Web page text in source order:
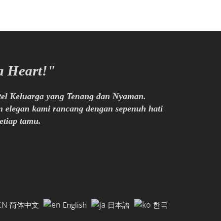
Heart!"
Keluarga yang Tenang dan Nyaman.
elegan kami rancang dengan sepenuh hati
tamu.
简体中文 English 日本語 한국